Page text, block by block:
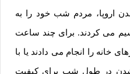
اروپا، مردم شب خود را به
می کردند. برای چند ساعت
خانه را انجام می دادند یا با
در طول شب برای کیفیت